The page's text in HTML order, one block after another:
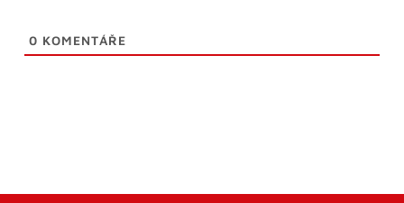
0 KOMENTÁŘE